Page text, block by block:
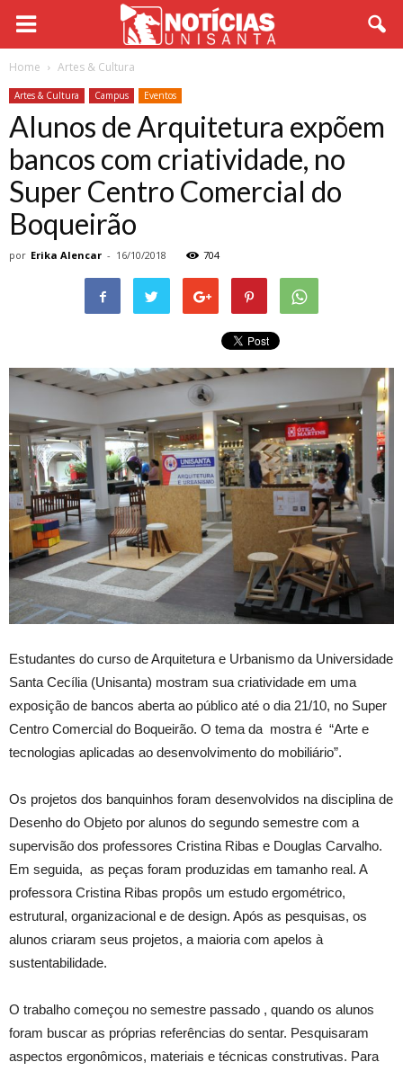
Home Artes & Cultura
Artes & Cultura Campus Eventos
Alunos de Arquitetura expõem
bancos com criatividade, no
Super Centro Comercial do
Boqueirão
por Erika Alencar - 16/10/2018 704
Estudantes do curso de Arquitetura e Urbanismo da Universidade
Santa Cecília (Unisanta) mostram sua criatividade em uma
exposição de bancos aberta ao público até o dia 21/10, no Super
Centro Comercial do Boqueirão. O tema da mostra é “Arte e
tecnologias aplicadas ao desenvolvimento do mobiliário”.
Os projetos dos banquinhos foram desenvolvidos na disciplina de
Desenho do Objeto por alunos do segundo semestre com a
supervisão dos professores Cristina Ribas e Douglas Carvalho.
Em seguida, as peças foram produzidas em tamanho real. A
professora Cristina Ribas propôs um estudo ergométrico,
estrutural, organizacional e de design. Após as pesquisas, os
alunos criaram seus projetos, a maioria com apelos à
sustentabilidade.
O trabalho começou no semestre passado , quando os alunos
foram buscar as próprias referências do sentar. Pesquisaram
aspectos ergonômicos, materiais e técnicas construtivas. Para